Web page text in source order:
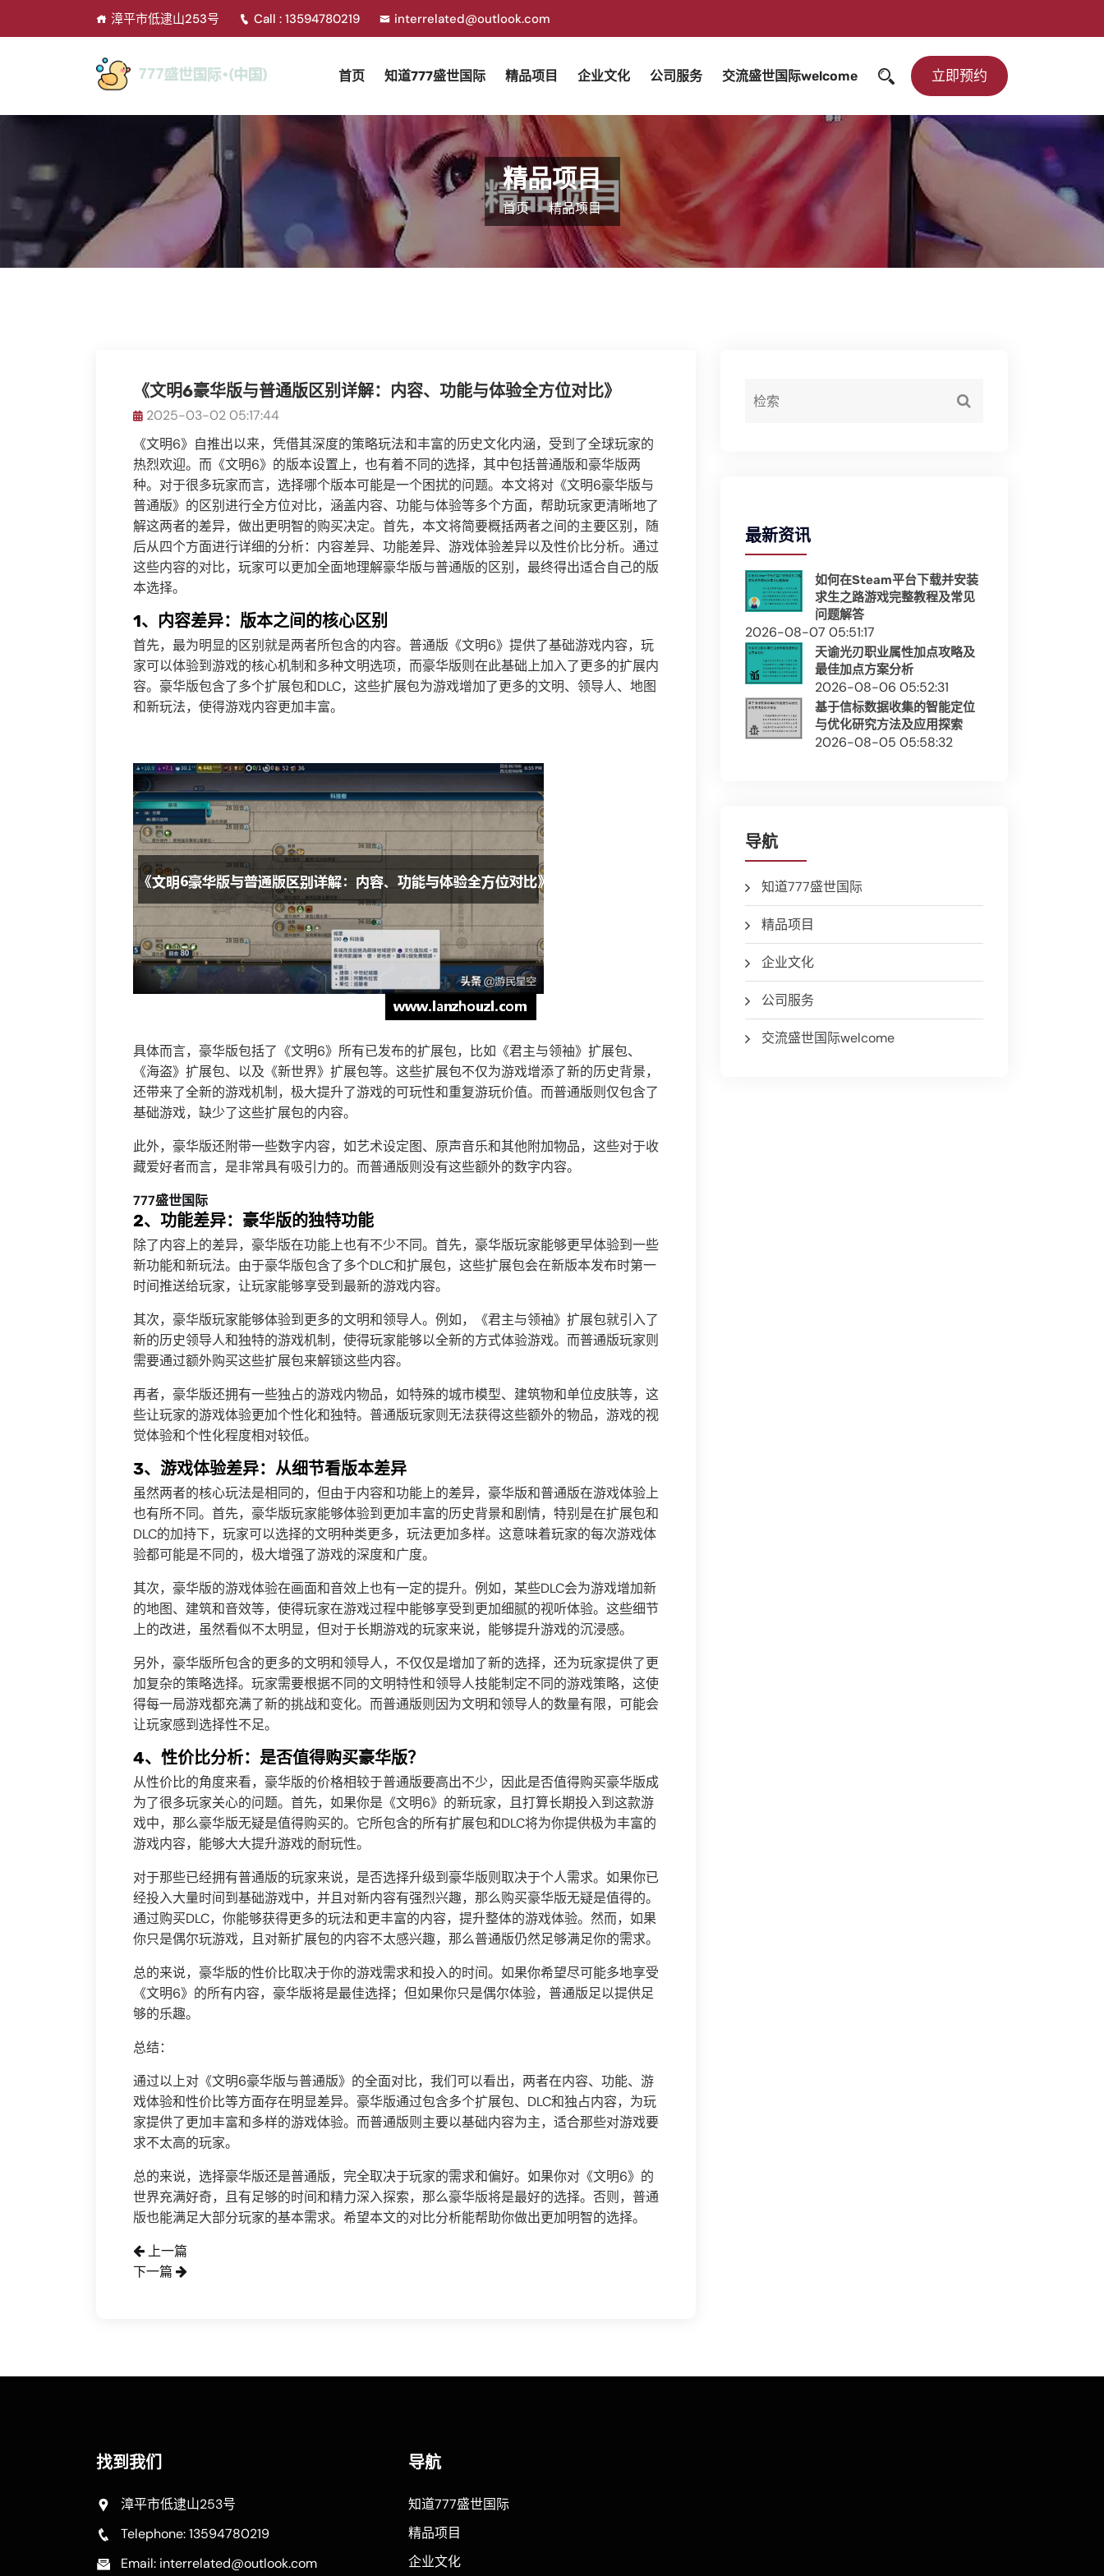
漳平市低逮山253号 Call : 13594780219 interrelated@outlook.com
首页 知道777盛世国际 精品项目 企业文化 公司服务 交流盛世国际welcome 立即预约
精品项目
首页 精品项目
《文明6豪华版与普通版区别详解：内容、功能与体验全方位对比》
2025-03-02 05:17:44
《文明6》自推出以来，凭借其深度的策略玩法和丰富的历史文化内涵，受到了全球玩家的
热烈欢迎。而《文明6》的版本设置上，也有着不同的选择，其中包括普通版和豪华版两
种。对于很多玩家而言，选择哪个版本可能是一个困扰的问题。本文将对《文明6豪华版与
普通版》的区别进行全方位对比，涵盖内容、功能与体验等多个方面，帮助玩家更清晰地了
解这两者的差异，做出更明智的购买决定。首先，本文将简要概括两者之间的主要区别，随
后从四个方面进行详细的分析：内容差异、功能差异、游戏体验差异以及性价比分析。通过
这些内容的对比，玩家可以更加全面地理解豪华版与普通版的区别，最终得出适合自己的版
本选择。
1、内容差异：版本之间的核心区别
首先，最为明显的区别就是两者所包含的内容。普通版《文明6》提供了基础游戏内容，玩
家可以体验到游戏的核心机制和多种文明选项，而豪华版则在此基础上加入了更多的扩展内
容。豪华版包含了多个扩展包和DLC，这些扩展包为游戏增加了更多的文明、领导人、地图
和新玩法，使得游戏内容更加丰富。
具体而言，豪华版包括了《文明6》所有已发布的扩展包，比如《君主与领袖》扩展包、
《海盗》扩展包、以及《新世界》扩展包等。这些扩展包不仅为游戏增添了新的历史背景，
还带来了全新的游戏机制，极大提升了游戏的可玩性和重复游玩价值。而普通版则仅包含了
基础游戏，缺少了这些扩展包的内容。
此外，豪华版还附带一些数字内容，如艺术设定图、原声音乐和其他附加物品，这些对于收
藏爱好者而言，是非常具有吸引力的。而普通版则没有这些额外的数字内容。
777盛世国际
2、功能差异：豪华版的独特功能
除了内容上的差异，豪华版在功能上也有不少不同。首先，豪华版玩家能够更早体验到一些
新功能和新玩法。由于豪华版包含了多个DLC和扩展包，这些扩展包会在新版本发布时第一
时间推送给玩家，让玩家能够享受到最新的游戏内容。
其次，豪华版玩家能够体验到更多的文明和领导人。例如，《君主与领袖》扩展包就引入了
新的历史领导人和独特的游戏机制，使得玩家能够以全新的方式体验游戏。而普通版玩家则
需要通过额外购买这些扩展包来解锁这些内容。
再者，豪华版还拥有一些独占的游戏内物品，如特殊的城市模型、建筑物和单位皮肤等，这
些让玩家的游戏体验更加个性化和独特。普通版玩家则无法获得这些额外的物品，游戏的视
觉体验和个性化程度相对较低。
3、游戏体验差异：从细节看版本差异
虽然两者的核心玩法是相同的，但由于内容和功能上的差异，豪华版和普通版在游戏体验上
也有所不同。首先，豪华版玩家能够体验到更加丰富的历史背景和剧情，特别是在扩展包和
DLC的加持下，玩家可以选择的文明种类更多，玩法更加多样。这意味着玩家的每次游戏体
验都可能是不同的，极大增强了游戏的深度和广度。
其次，豪华版的游戏体验在画面和音效上也有一定的提升。例如，某些DLC会为游戏增加新
的地图、建筑和音效等，使得玩家在游戏过程中能够享受到更加细腻的视听体验。这些细节
上的改进，虽然看似不太明显，但对于长期游戏的玩家来说，能够提升游戏的沉浸感。
另外，豪华版所包含的更多的文明和领导人，不仅仅是增加了新的选择，还为玩家提供了更
加复杂的策略选择。玩家需要根据不同的文明特性和领导人技能制定不同的游戏策略，这使
得每一局游戏都充满了新的挑战和变化。而普通版则因为文明和领导人的数量有限，可能会
让玩家感到选择性不足。
4、性价比分析：是否值得购买豪华版？
从性价比的角度来看，豪华版的价格相较于普通版要高出不少，因此是否值得购买豪华版成
为了很多玩家关心的问题。首先，如果你是《文明6》的新玩家，且打算长期投入到这款游
戏中，那么豪华版无疑是值得购买的。它所包含的所有扩展包和DLC将为你提供极为丰富的
游戏内容，能够大大提升游戏的耐玩性。
对于那些已经拥有普通版的玩家来说，是否选择升级到豪华版则取决于个人需求。如果你已
经投入大量时间到基础游戏中，并且对新内容有强烈兴趣，那么购买豪华版无疑是值得的。
通过购买DLC，你能够获得更多的玩法和更丰富的内容，提升整体的游戏体验。然而，如果
你只是偶尔玩游戏，且对新扩展包的内容不太感兴趣，那么普通版仍然足够满足你的需求。
总的来说，豪华版的性价比取决于你的游戏需求和投入的时间。如果你希望尽可能多地享受
《文明6》的所有内容，豪华版将是最佳选择；但如果你只是偶尔体验，普通版足以提供足
够的乐趣。
总结：
通过以上对《文明6豪华版与普通版》的全面对比，我们可以看出，两者在内容、功能、游
戏体验和性价比等方面存在明显差异。豪华版通过包含多个扩展包、DLC和独占内容，为玩
家提供了更加丰富和多样的游戏体验。而普通版则主要以基础内容为主，适合那些对游戏要
求不太高的玩家。
总的来说，选择豪华版还是普通版，完全取决于玩家的需求和偏好。如果你对《文明6》的
世界充满好奇，且有足够的时间和精力深入探索，那么豪华版将是最好的选择。否则，普通
版也能满足大部分玩家的基本需求。希望本文的对比分析能帮助你做出更加明智的选择。
上一篇
下一篇
最新资讯
如何在Steam平台下载并安装
求生之路游戏完整教程及常见
问题解答
2026-08-07 05:51:17
天谕光刃职业属性加点攻略及
最佳加点方案分析
2026-08-06 05:52:31
基于信标数据收集的智能定位
与优化研究方法及应用探索
2026-08-05 05:58:32
导航
知道777盛世国际
精品项目
企业文化
公司服务
交流盛世国际welcome
找到我们
漳平市低逮山253号
Telephone: 13594780219
Email: interrelated@outlook.com
导航
知道777盛世国际
精品项目
企业文化